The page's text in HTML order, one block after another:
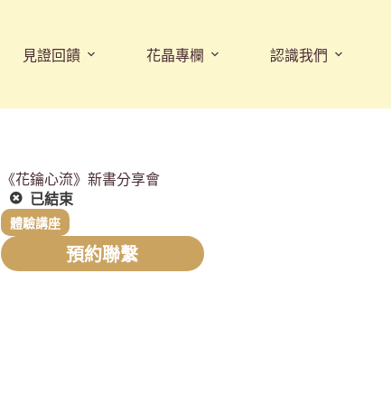
見證回饋 花晶專欄 認識我們
《花鑰心流》新書分享會
已結束
體驗講座
預約聯繫